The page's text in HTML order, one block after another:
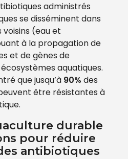
administrés
se disséminent dans
(eau et
à la propagation de
et de gènes de
aquatiques.
que jusqu’à 90% des
être résistantes à
durable
pour réduire
antibiotiques